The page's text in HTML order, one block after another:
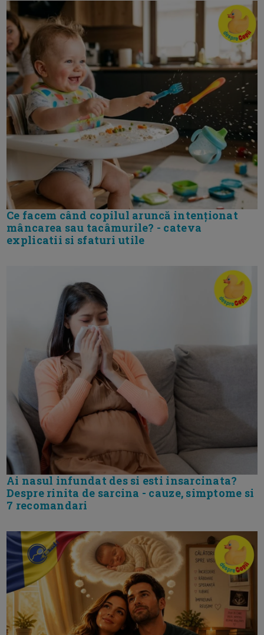
Ce facem când copilul aruncă intenționat
mâncarea sau tacâmurile? - cateva
explicatii si sfaturi utile
Ai nasul infundat des si esti insarcinata?
Despre rinita de sarcina - cauze, simptome si
7 recomandari